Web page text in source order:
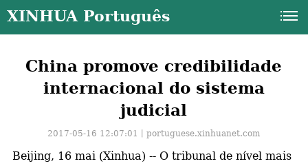
XINHUA Português
China promove credibilidade
internacional do sistema
judicial
2017-05-16 12:07:01丨portuguese.xinhuanet.com
Beijing, 16 mai (Xinhua) -- O tribunal de nível mais